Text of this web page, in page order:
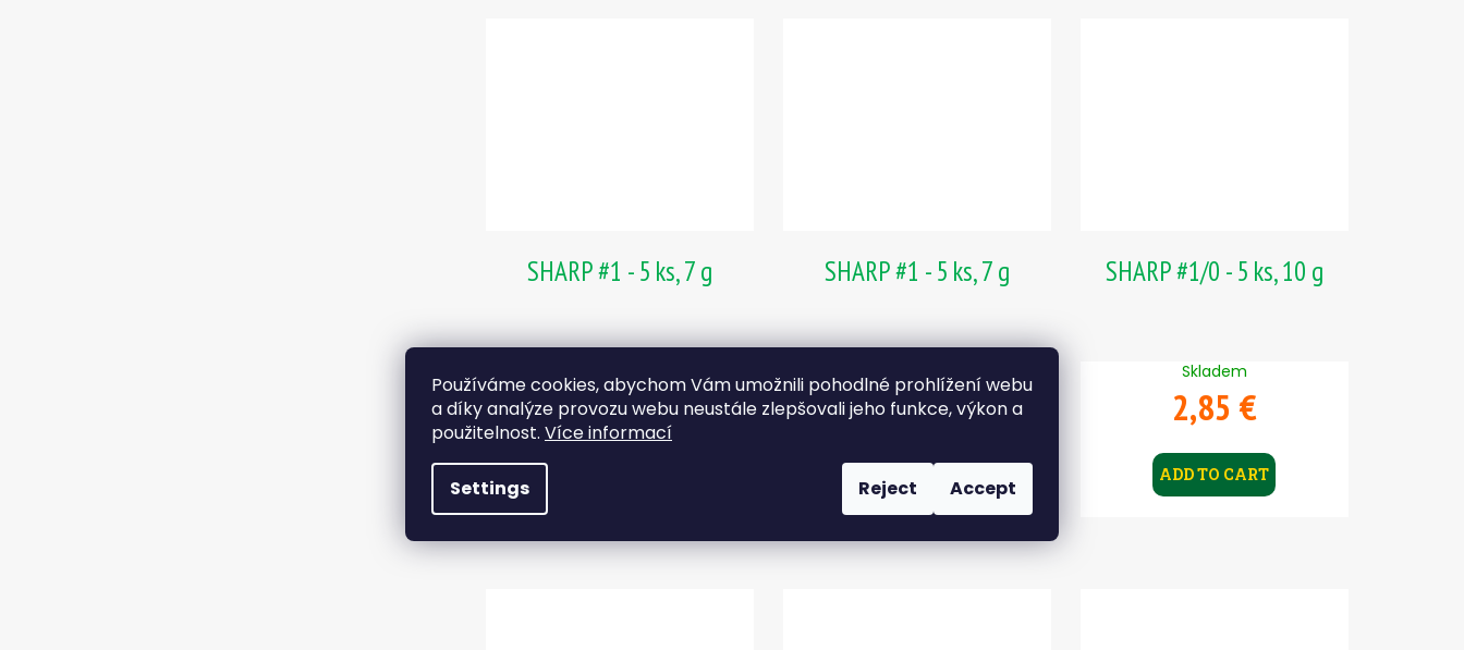
Používáme cookies, abychom Vám umožnili pohodlné prohlížení webu
a díky analýze provozu webu neustále zlepšovali jeho funkce, výkon a
použitelnost. Více informací
Settings Reject Accept
SHARP #1 - 5 ks, 7 g
2,68 €
SHARP #1 - 5 ks, 7 g
2,68 €
SHARP #1/0 - 5 ks, 10 g
Skladem
2,85 €
ADD TO CART